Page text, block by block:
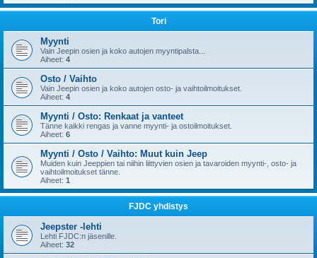
Tori
Myynti
Vain Jeepin osien ja koko autojen myyntipalsta...
Aiheet: 4
Osto / Vaihto
Vain Jeepin osien ja koko autojen osto- ja vaihtoilmoitukset.
Aiheet: 4
Myynti / Osto: Renkaat ja vanteet
Tänne kaikki rengas ja vanne myynti- ja ostoilmoitukset.
Aiheet: 6
Myynti / Osto / Vaihto: Muut kuin Jeep
Muiden kuin Jeeppien tai niihin liittyvien osien ja tavaroiden myynti-, osto- ja
vaihtoilmoitukset tänne.
Aiheet: 1
FJDC yhdistys
Jeepster -lehti
Lehti FJDC:n jäsenille.
Aiheet: 32